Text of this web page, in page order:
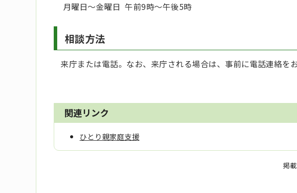
月曜日～金曜日 午前9時～午後5時
相談方法
来庁または電話。なお、来庁される場合は、事前に電話連絡をお
関連リンク
ひとり親家庭支援
掲